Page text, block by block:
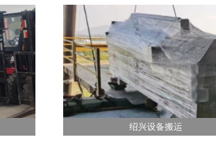
绍兴设备搬运